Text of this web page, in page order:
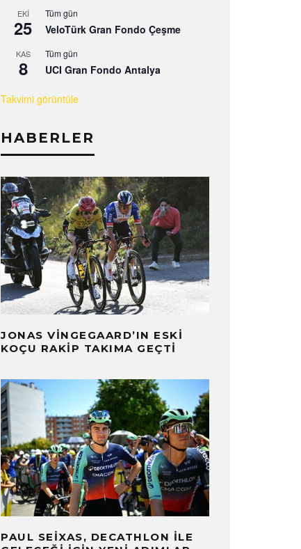
EKI
25
Tüm gün
VeloTürk Gran Fondo Çeşme
KAS
8
Tüm gün
UCI Gran Fondo Antalya
Takvimi görüntüle
HABERLER
JONAS VINGEGAARD’IN ESKI
KOÇU RAKIP TAKIMA GEÇTI
PAUL SEIXAS, DECATHLON ILE